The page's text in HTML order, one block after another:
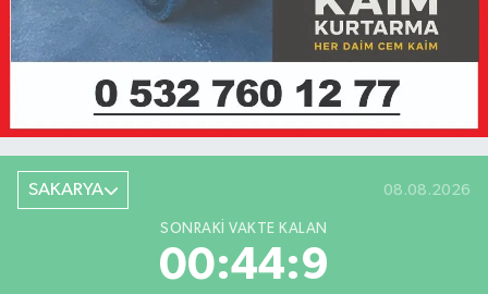
SAKARYA 08.08.2026
SONRAKI VAKTE KALAN
00:44:9